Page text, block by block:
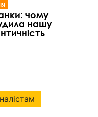
чому
нашу